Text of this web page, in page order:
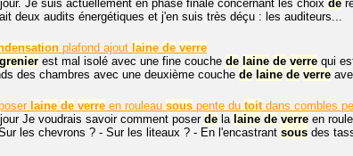
Je suis actuellement en phase finale concernant les choix de
deux audits énergétiques et j'en suis très déçu : les auditeurs...
plafond ajout laine de verre
grenier est mal isolé avec une fine couche de laine de verre qui
des chambres avec une deuxième couche de laine de verre
laine de verre en rouleau sous pente du toitdans combles
Je voudrais savoir comment poserde la laine de verre en
les chevrons ? - Sur les liteaux ? - En l'encastrant sous des